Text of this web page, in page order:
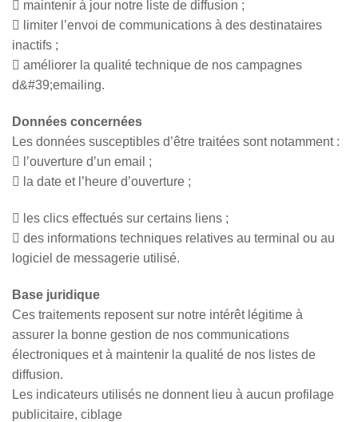
 maintenir à jour notre liste de diffusion ;
 limiter l’envoi de communications à des destinataires
inactifs ;
 améliorer la qualité technique de nos campagnes
d&#39;emailing.
Données concernées
Les données susceptibles d’être traitées sont notamment :
 l’ouverture d’un email ;
 la date et l’heure d’ouverture ;
 les clics effectués sur certains liens ;
 des informations techniques relatives au terminal ou au
logiciel de messagerie utilisé.
Base juridique
Ces traitements reposent sur notre intérêt légitime à
assurer la bonne gestion de nos communications
électroniques et à maintenir la qualité de nos listes de
diffusion.
Les indicateurs utilisés ne donnent lieu à aucun profilage
publicitaire, ciblage